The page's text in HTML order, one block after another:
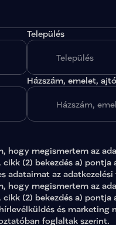
Település
Házszám, emelet, ajtó
hogy megismertem az
(2) bekezdés a)
adataimat az
hogy megismertem az
(2) bekezdés a)
és marketing
foglaltak szerint.